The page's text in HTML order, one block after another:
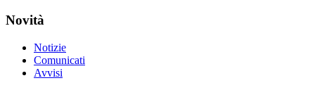
Novità
Notizie
Comunicati
Avvisi